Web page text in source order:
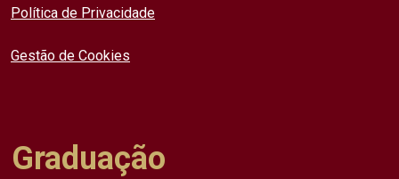
Política de Privacidade
Gestão de Cookies
Graduação